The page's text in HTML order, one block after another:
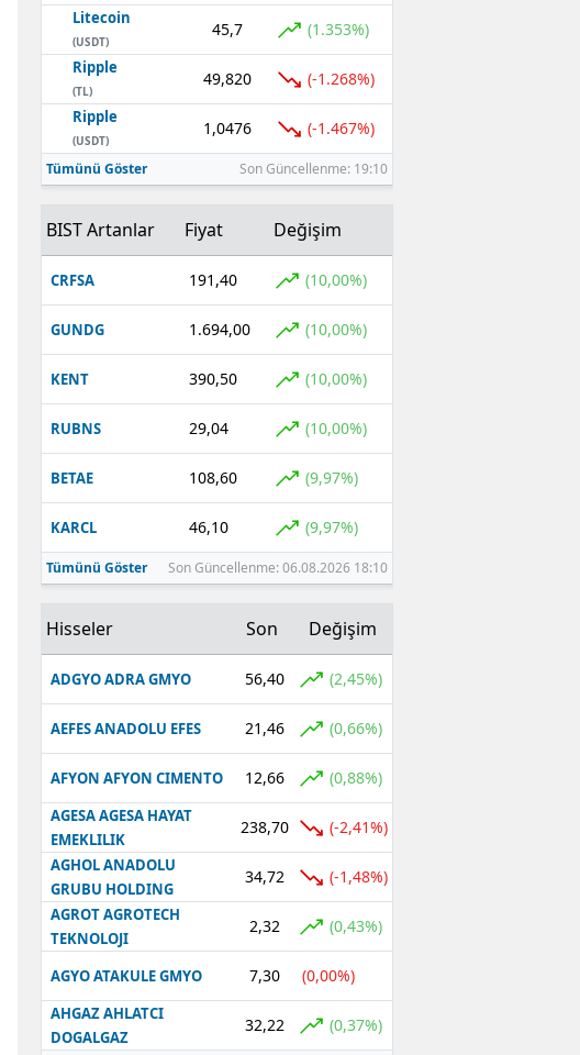
Litecoin
(USDT)
45,7 (1.353%)
Ripple
(TL)
49,820 (-1.268%)
Ripple
(USDT)
1,0476 (-1.467%)
Tümünü Göster Son Güncellenme: 19:10
BIST Artanlar Fiyat Değişim
CRFSA 191,40 (10,00%)
GUNDG 1.694,00 (10,00%)
KENT 390,50 (10,00%)
RUBNS 29,04 (10,00%)
BETAE 108,60 (9,97%)
KARCL 46,10 (9,97%)
Tümünü Göster Son Güncellenme: 06.08.2026 18:10
Hisseler Son Değişim
ADGYO ADRA GMYO 56,40 (2,45%)
AEFES ANADOLU EFES 21,46 (0,66%)
AFYON AFYON CIMENTO 12,66 (0,88%)
AGESA AGESA HAYAT
EMEKLILIK
238,70 (-2,41%)
AGHOL ANADOLU
GRUBU HOLDING
34,72 (-1,48%)
AGROT AGROTECH
TEKNOLOJI
2,32 (0,43%)
AGYO ATAKULE GMYO 7,30 (0,00%)
AHGAZ AHLATCI
DOGALGAZ
32,22 (0,37%)